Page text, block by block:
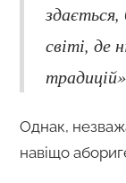
світі, де
Однак,
навіщо